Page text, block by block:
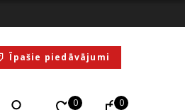
Īpašie piedāvājumi
0 0